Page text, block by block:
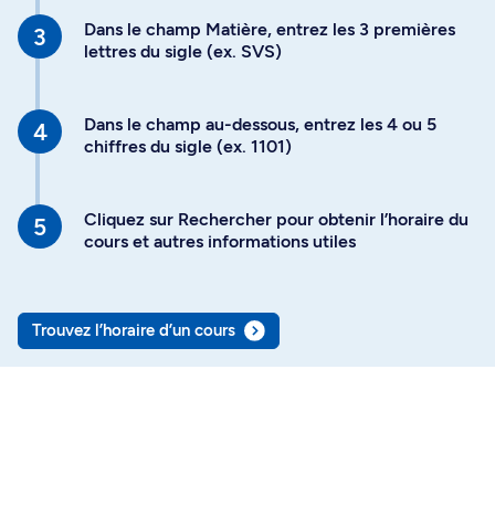
Dans le champ Matière, entrez les 3 premières
lettres du sigle (ex. SVS)
Dans le champ au-dessous, entrez les 4 ou 5
chiffres du sigle (ex. 1101)
Cliquez sur Rechercher pour obtenir l’horaire du
cours et autres informations utiles
Trouvez l’horaire d’un cours